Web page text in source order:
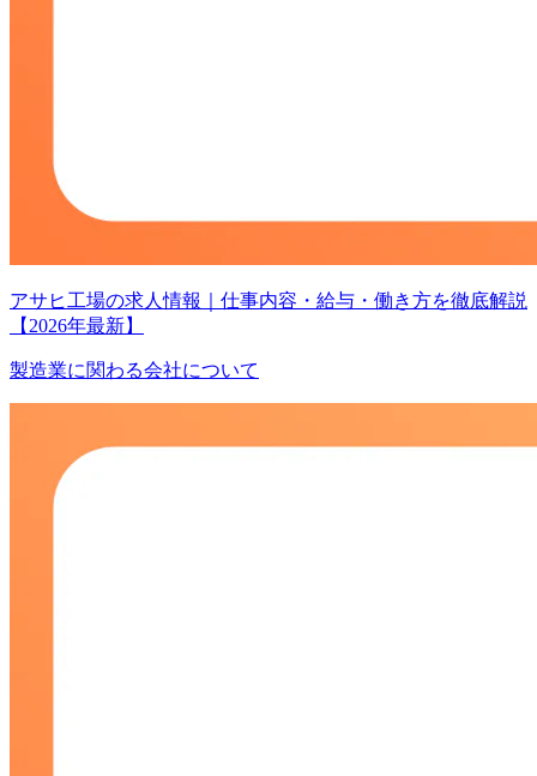
アサヒ工場の求人情報｜仕事内容・給与・働き方を徹底解説
【2026年最新】
製造業に関わる会社について